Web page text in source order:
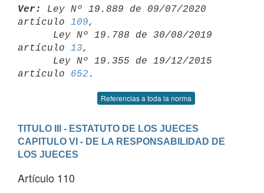
Ver:
Ley Nº 19.889 de 09/07/2020
artículo 109,
artículo 13,
artículo 652
Referencias a toda la norma
TITULO III - ESTATUTO DE LOS JUECES
CAPITULO VI - DE LA RESPONSABILIDAD DE
LOS JUECES
Artículo 110